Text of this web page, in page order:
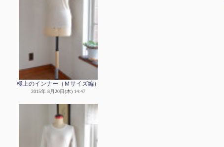
極上のインナー（Ｍサイズ編）
2015年 8月20日(木) 14:47